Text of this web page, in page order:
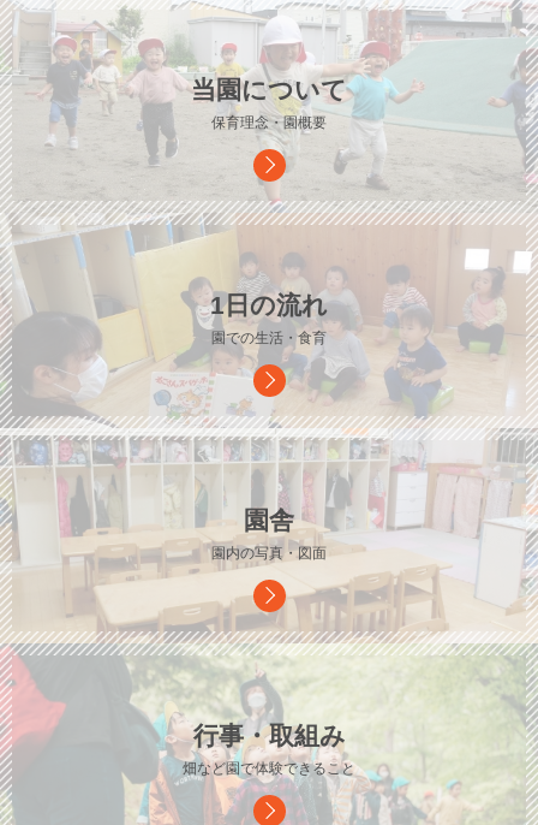
当園について
保育理念・園概要
1日の流れ
園での生活・食育
園舎
園内の写真・図面
行事・取組み
畑など園で体験できること